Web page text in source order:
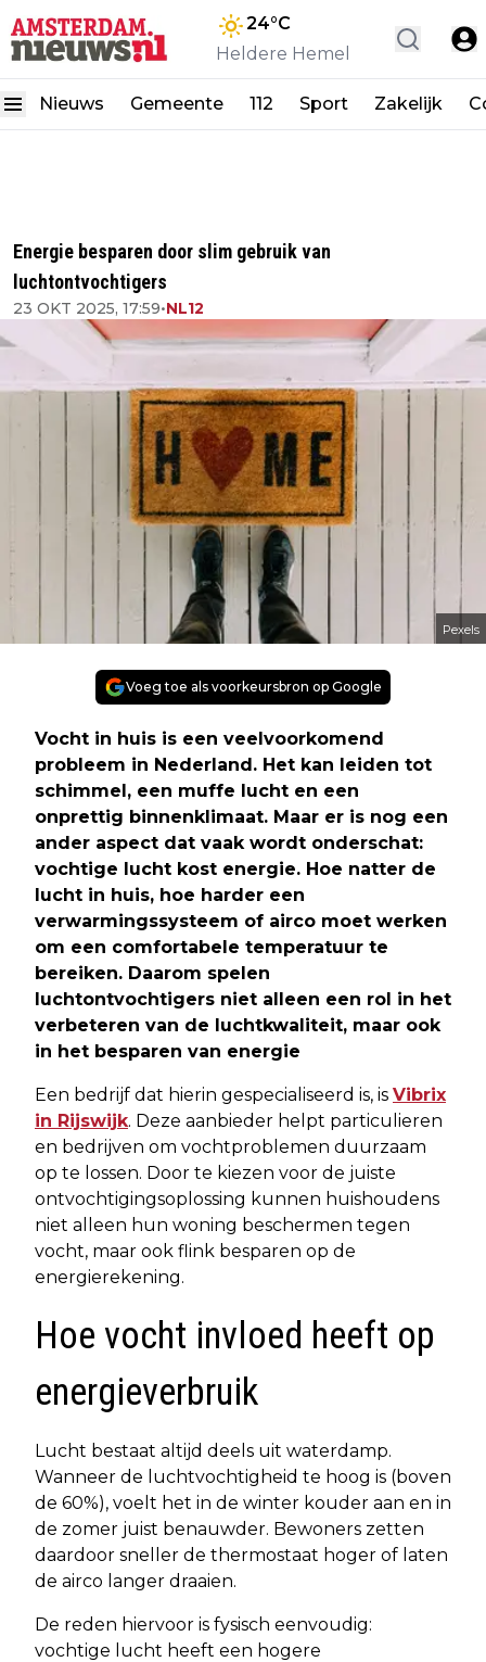
24°C
Heldere Hemel
Nieuws Gemeente 112 Sport Zakelijk
Energie besparen door slim gebruik van
luchtontvochtigers
23 OKT 2025, 17:59•NL12
Pexels
Voeg toe als voorkeursbron op Google
Vocht in huis is een veelvoorkomend
probleem in Nederland. Het kan leiden tot
schimmel, een muffe lucht en een
onprettig binnenklimaat. Maar er is nog een
ander aspect dat vaak wordt onderschat:
vochtige lucht kost energie. Hoe natter de
lucht in huis, hoe harder een
verwarmingssysteem of airco moet werken
om een comfortabele temperatuur te
bereiken. Daarom spelen
luchtontvochtigers niet alleen een rol in het
verbeteren van de luchtkwaliteit, maar ook
in het besparen van energie
Een bedrijf dat hierin gespecialiseerd is, is Vibrix
in Rijswijk. Deze aanbieder helpt particulieren
en bedrijven om vochtproblemen duurzaam
op te lossen. Door te kiezen voor de juiste
ontvochtigingsoplossing kunnen huishoudens
niet alleen hun woning beschermen tegen
vocht, maar ook flink besparen op de
energierekening.
Hoe vocht invloed heeft op
energieverbruik
Lucht bestaat altijd deels uit waterdamp.
Wanneer de luchtvochtigheid te hoog is (boven
de 60%), voelt het in de winter kouder aan en in
de zomer juist benauwder. Bewoners zetten
daardoor sneller de thermostaat hoger of laten
de airco langer draaien.
De reden hiervoor is fysisch eenvoudig:
vochtige lucht heeft een hogere